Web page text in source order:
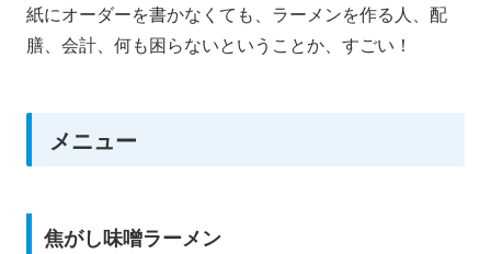
紙にオーダーを書かなくても、ラーメンを作る人、配
膳、会計、何も困らないということか、すごい！
メニュー
焦がし味噌ラーメン